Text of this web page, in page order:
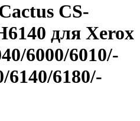
CS-
для Xerox
­6000/­6010/­
­6140/­6180/­